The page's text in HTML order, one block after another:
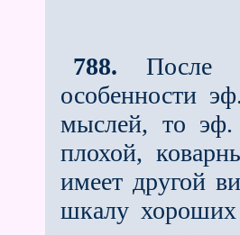
788. После
особенности
мыс­лей, то
плохой,
имеет другой
шкалу